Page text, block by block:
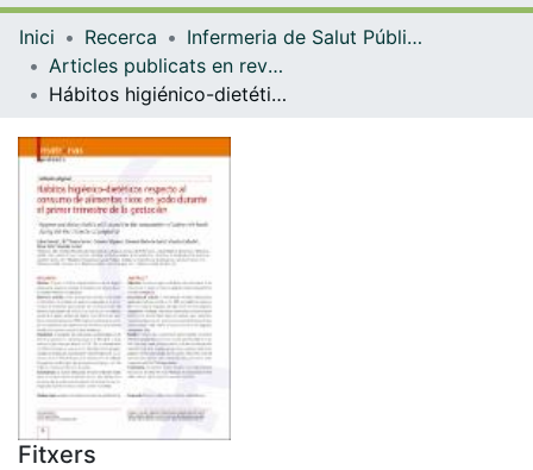
Navega per tot el DD
Com publicar
Inici Recerca
Infermeria de Salut Pública, Salut Mental i Maternoinfantil
Articles publicats en revistes (Infermeria de Salut Pública, Salut mental i Maternoinfantil)
Hábitos higiénico-dietéticos respecto al consumo de alimentos ricos en yodo durante el primer trimestre de la gestación
Fitxers